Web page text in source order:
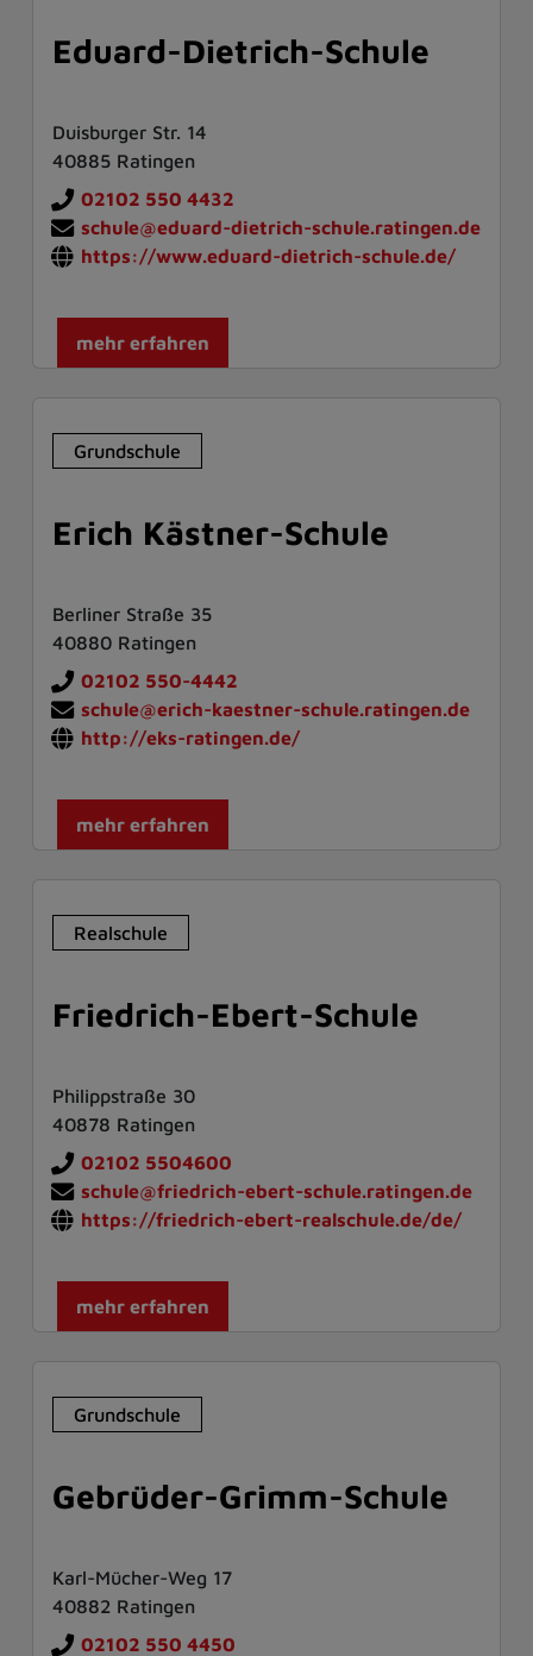
Eduard-Dietrich-Schule
Duisburger Str. 14
40885 Ratingen
02102 550 4432
schule@eduard-dietrich-schule.ratingen.de
https://www.eduard-dietrich-schule.de/
mehr erfahren
Grundschule
Erich Kästner-Schule
Berliner Straße 35
40880 Ratingen
02102 550-4442
schule@erich-kaestner-schule.ratingen.de
http://eks-ratingen.de/
mehr erfahren
Realschule
Friedrich-Ebert-Schule
Philippstraße 30
40878 Ratingen
02102 5504600
schule@friedrich-ebert-schule.ratingen.de
https://friedrich-ebert-realschule.de/de/
mehr erfahren
Grundschule
Gebrüder-Grimm-Schule
Karl-Mücher-Weg 17
40882 Ratingen
02102 550 4450